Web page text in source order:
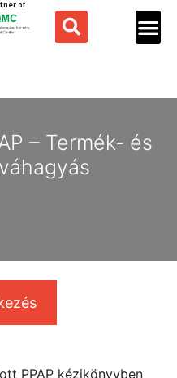
of
– Termék- és
PPAP kézikönyvben